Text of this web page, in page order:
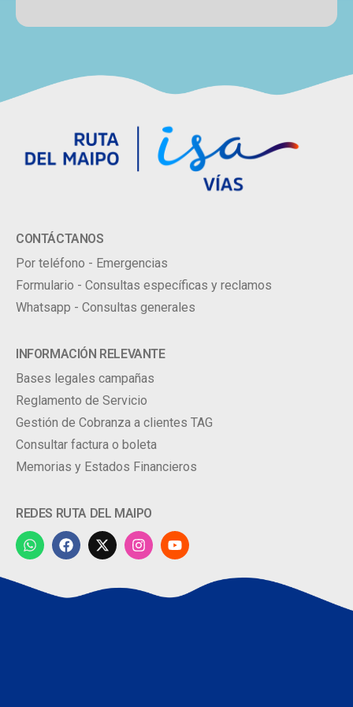
CONTÁCTANOS
Por teléfono - Emergencias
Formulario - Consultas específicas y reclamos
Whatsapp - Consultas generales
INFORMACIÓN RELEVANTE
Bases legales campañas
Reglamento de Servicio
Gestión de Cobranza a clientes TAG
Consultar factura o boleta
Memorias y Estados Financieros
REDES RUTA DEL MAIPO